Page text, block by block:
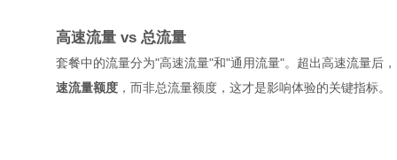
高速流量 vs 总流量
套餐中的流量分为"高速流量"和"通用流量"。超出高速流量后
速流量额度 ，而非总流量额度，这才是影响体验的关键指标。